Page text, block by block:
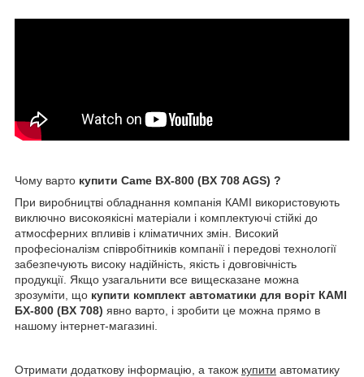
Чому варто купити Came BX-800 (BX 708 AGS) ?
При виробництві обладнання компанія КАМІ використовують
виключно високоякісні матеріали і комплектуючі стійкі до
атмосферних впливів і кліматичних змін. Високий
професіоналізм співробітників компанії і передові технології
забезпечують високу надійність, якість і довговічність
продукції. Якщо узагальнити все вищесказане можна
зрозуміти, що купити комплект автоматики для воріт КАМІ
БХ-800 (BX 708) явно варто, і зробити це можна прямо в
нашому інтернет-магазині.
Отримати додаткову інформацію, а також купити автоматику